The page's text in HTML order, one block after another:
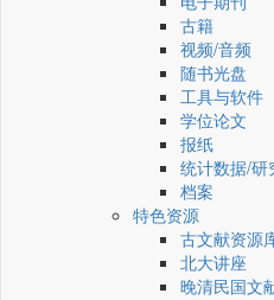
古籍
视频/音频
随书光盘
工具与软件
学位论文
报纸
统计数据/研
档案
特色资源
古文献资源
北大讲座
晚清民国文